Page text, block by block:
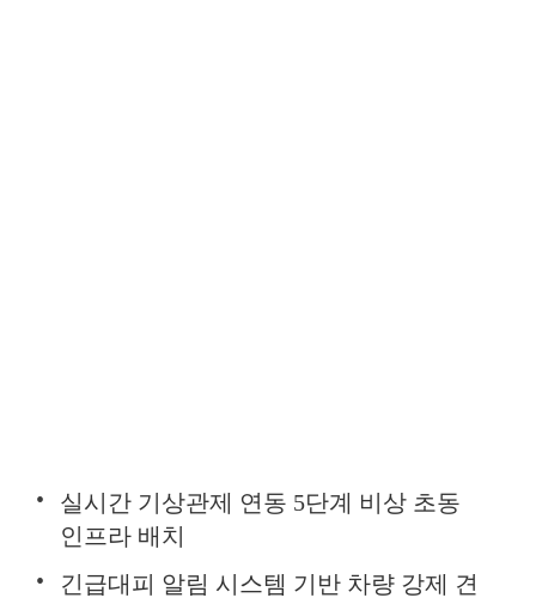
실시간 기상관제 연동 5단계 비상 초동
인프라 배치
긴급대피 알림 시스템 기반 차량 강제 견